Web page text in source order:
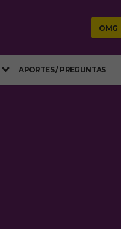
OMG
APORTES / PREGUNTAS